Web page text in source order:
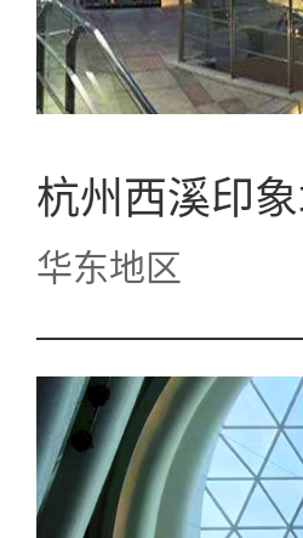
杭州西溪印
华东地区